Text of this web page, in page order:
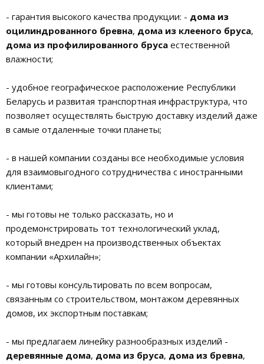
- гарантия высокого качества продукции: - дома из
оцилиндрованного бревна, дома из клееного бруса,
дома из профилированного бруса естественной
влажности;
- удобное географическое расположение Республики
Беларусь и развитая транспортная инфраструктура, что
позволяет осуществлять быструю доставку изделий даже
в самые отдаленные точки планеты;
- в нашей компании созданы все необходимые условия
для взаимовыгодного сотрудничества с иностранными
клиентами;
- мы готовы не только рассказать, но и
продемонстрировать тот технологический уклад,
который внедрен на производственных объектах
компании «Архилайн»;
- мы готовы консультировать по всем вопросам,
связанным со строительством, монтажом деревянных
домов, их экспортным поставкам;
- мы предлагаем линейку разнообразных изделий -
деревянные дома, дома из бруса, дома из бревна,